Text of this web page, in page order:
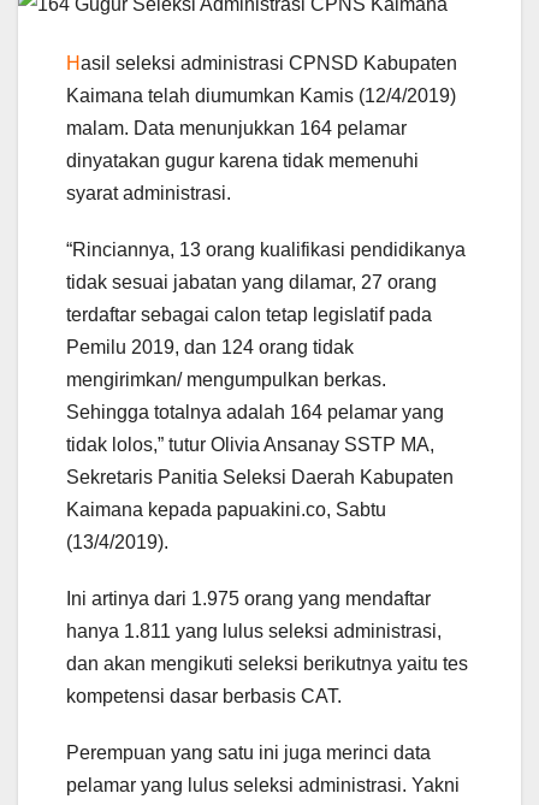
Hasil seleksi administrasi CPNSD Kabupaten
Kaimana telah diumumkan Kamis (12/4/2019)
malam. Data menunjukkan 164 pelamar
dinyatakan gugur karena tidak memenuhi
syarat administrasi.
“Rinciannya, 13 orang kualifikasi pendidikanya
tidak sesuai jabatan yang dilamar, 27 orang
terdaftar sebagai calon tetap legislatif pada
Pemilu 2019, dan 124 orang tidak
mengirimkan/ mengumpulkan berkas.
Sehingga totalnya adalah 164 pelamar yang
tidak lolos,” tutur Olivia Ansanay SSTP MA,
Sekretaris Panitia Seleksi Daerah Kabupaten
Kaimana kepada papuakini.co, Sabtu
(13/4/2019).
Ini artinya dari 1.975 orang yang mendaftar
hanya 1.811 yang lulus seleksi administrasi,
dan akan mengikuti seleksi berikutnya yaitu tes
kompetensi dasar berbasis CAT.
Perempuan yang satu ini juga merinci data
pelamar yang lulus seleksi administrasi. Yakni